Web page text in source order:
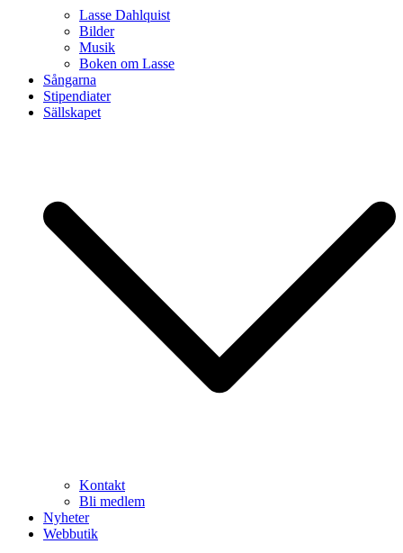
Lasse Dahlquist
Bilder
Musik
Boken om Lasse
Sångarna
Stipendiater
Sällskapet
Kontakt
Bli medlem
Nyheter
Webbutik